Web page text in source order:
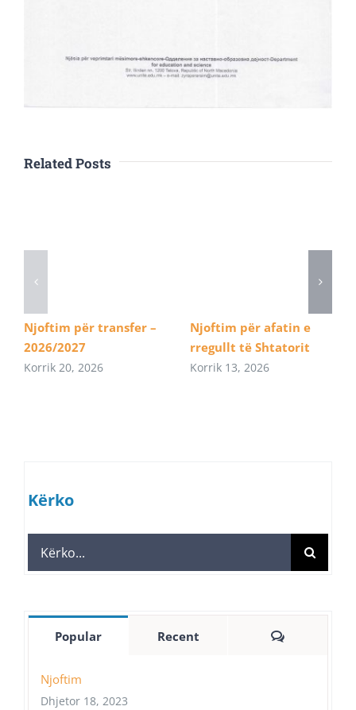
Related Posts
Njoftim për transfer –
2026/2027
Korrik 20, 2026
Njoftim për afatin e
rregullt të Shtatorit
Korrik 13, 2026
Kërko
Search
for:
Popular Recent Comments
Njoftim
Dhjetor 18, 2023